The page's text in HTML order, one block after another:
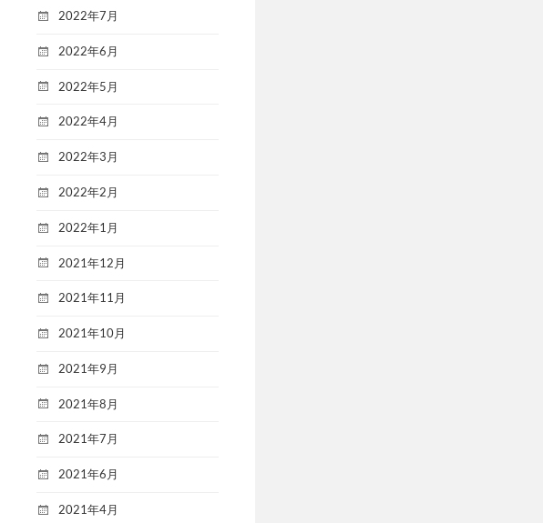
2022年7月
2022年6月
2022年5月
2022年4月
2022年3月
2022年2月
2022年1月
2021年12月
2021年11月
2021年10月
2021年9月
2021年8月
2021年7月
2021年6月
2021年4月